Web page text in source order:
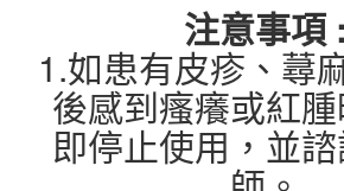
注意事項 :
1.如患有皮疹、蕁
後感到瘙癢或紅
即停止使用，並